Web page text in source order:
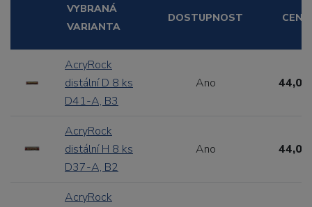
VYBRANÁ
VARIANTA
DOSTUPNOST CENA
AcryRock
distální D 8 ks
D41-A, B3
Ano 44,00
AcryRock
distální H 8 ks
D37-A, B2
Ano 44,00
AcryRock